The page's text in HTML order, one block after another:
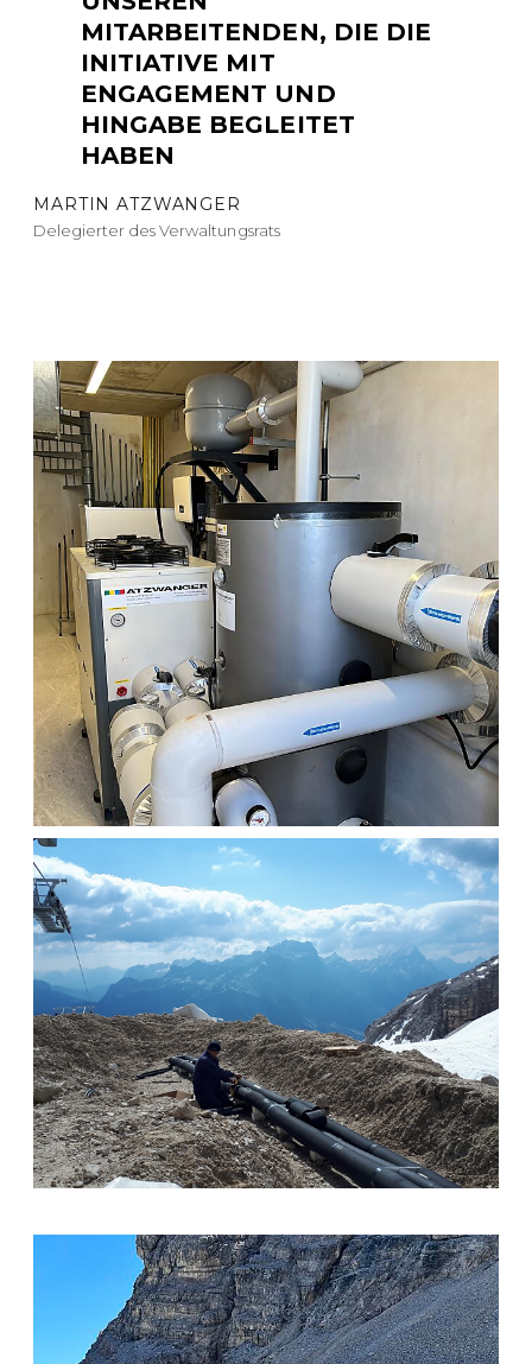
MITARBEITENDEN, DIE DIE
INITIATIVE MIT
ENGAGEMENT UND
HINGABE BEGLEITET
HABEN
MARTIN ATZWANGER
Delegierter des Verwaltungsrats